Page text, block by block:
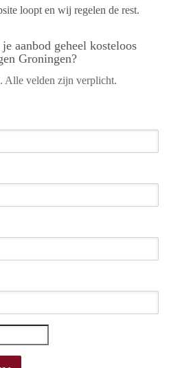
loopt en wij regelen de rest.
aanbod geheel kosteloos
Groningen?
Alle velden zijn verplicht.